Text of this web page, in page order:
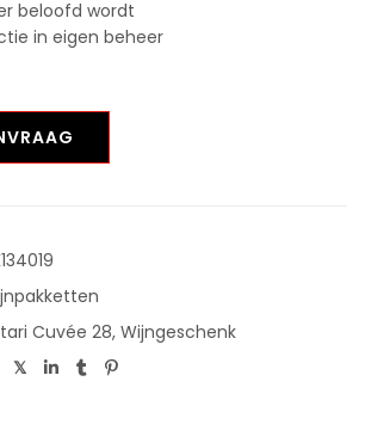
beloofd wordt
in eigen beheer
Cuvée 28, Wijngeschenk